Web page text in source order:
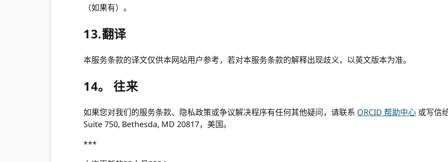
（如果有）。
13.翻译
本服务条款的译文仅供本网站用户参考，若对本服务条款的解释出现歧义，以英文版本为准。
14。 往来
如果您对我们的服务条款、隐私政策或争议解决程序有任何其他疑问，请联系 ORCID 帮助中心 或写信
Suite 750, Bethesda, MD 20817，美国。
***